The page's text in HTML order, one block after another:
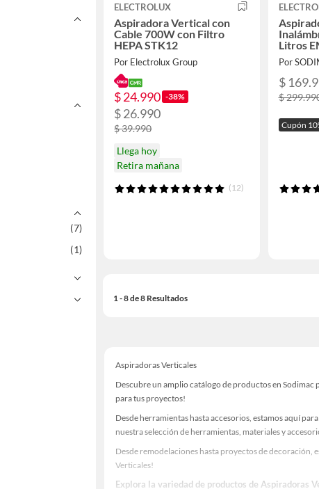
(7)
(1)
ELECTROLUX
Aspiradora Vertical con
Cable 700W con Filtro
HEPA STK12
Por Electrolux Group
$ 24.990 -38%
$ 26.990
$ 39.990
Llega hoy
Retira mañana
(12)
Litros
Por
$
$
Cupón
1 - 8 de 8 Resultados
Aspiradoras Verticales
Descubre un amplio catálogo de productos en
para tus proyectos!
Desde herramientas hasta accesorios, estamos aquí
nuestra selección de herramientas, materiales y
Desde remodelaciones hasta proyectos de decoración,
Verticales!
Explora la variedad de productos de Aspiradoras